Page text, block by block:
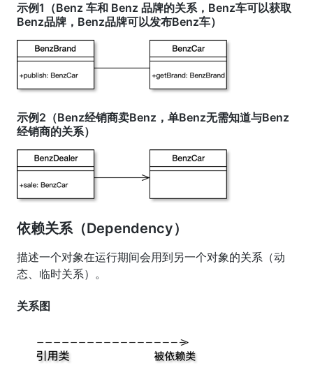
示例1（Benz 车和 Benz 品牌的关系，Benz车可以获取
Benz品牌，Benz品牌可以发布Benz车）
示例2（Benz经销商卖Benz，单Benz无需知道与Benz
经销商的关系）
依赖关系（Dependency）
描述一个对象在运行期间会用到另一个对象的关系（动
态、临时关系）。
关系图